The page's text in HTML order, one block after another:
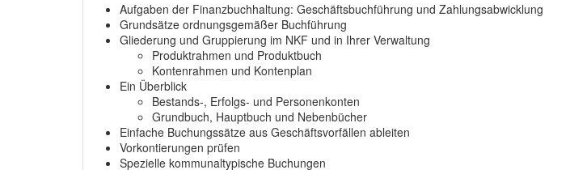
Aufgaben der Finanzbuchhaltung: Geschäftsbuchführung und Zahlungsabwicklung
Grundsätze ordnungsgemäßer Buchführung
Gliederung und Gruppierung im NKF und in Ihrer Verwaltung
Produktrahmen und Produktbuch
Kontenrahmen und Kontenplan
Ein Überblick
Bestands-, Erfolgs- und Personenkonten
Grundbuch, Hauptbuch und Nebenbücher
Einfache Buchungssätze aus Geschäftsvorfällen ableiten
Vorkontierungen prüfen
Spezielle kommunaltypische Buchungen